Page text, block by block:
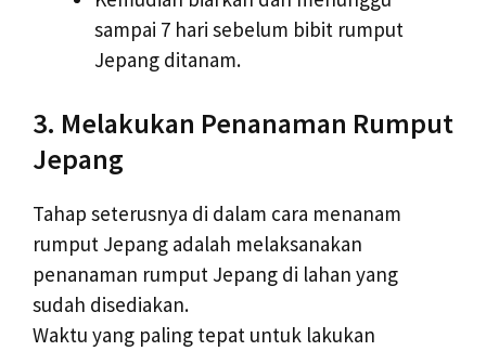
sampai 7 hari sebelum bibit rumput
Jepang ditanam.
3. Melakukan Penanaman Rumput
Jepang
Tahap seterusnya di dalam cara menanam
rumput Jepang adalah melaksanakan
penanaman rumput Jepang di lahan yang
sudah disediakan.
Waktu yang paling tepat untuk lakukan